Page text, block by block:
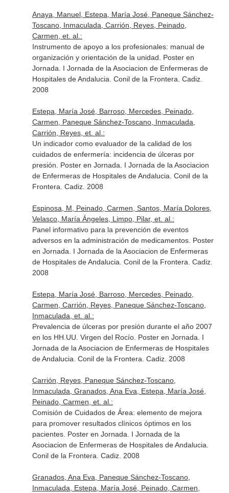
Anaya, Manuel, Estepa, María José, Paneque Sánchez-
Toscano, Inmaculada, Carrión, Reyes, Peinado,
Carmen, et. al.:
Instrumento de apoyo a los profesionales: manual de
organización y orientación de la unidad. Poster en
Jornada. I Jornada de la Asociacion de Enfermeras de
Hospitales de Andalucia. Conil de la Frontera. Cadiz.
2008
Estepa, María José, Barroso, Mercedes, Peinado,
Carmen, Paneque Sánchez-Toscano, Inmaculada,
Carrión, Reyes, et. al.:
Un indicador como evaluador de la calidad de los
cuidados de enfermería: incidencia de úlceras por
presión. Poster en Jornada. I Jornada de la Asociacion
de Enfermeras de Hospitales de Andalucia. Conil de la
Frontera. Cadiz. 2008
Espinosa, M, Peinado, Carmen, Santos, María Dolores,
Velasco, María Ángeles, Limpo, Pilar, et. al.:
Panel informativo para la prevención de eventos
adversos en la administración de medicamentos. Poster
en Jornada. I Jornada de la Asociacion de Enfermeras
de Hospitales de Andalucia. Conil de la Frontera. Cadiz.
2008
Estepa, María José, Barroso, Mercedes, Peinado,
Carmen, Carrión, Reyes, Paneque Sánchez-Toscano,
Inmaculada, et. al.:
Prevalencia de úlceras por presión durante el año 2007
en los HH.UU. Virgen del Rocío. Poster en Jornada. I
Jornada de la Asociacion de Enfermeras de Hospitales
de Andalucia. Conil de la Frontera. Cadiz. 2008
Carrión, Reyes, Paneque Sánchez-Toscano,
Inmaculada, Granados, Ana Eva, Estepa, María José,
Peinado, Carmen, et. al.:
Comisión de Cuidados de Área: elemento de mejora
para promover resultados clínicos óptimos en los
pacientes. Poster en Jornada. I Jornada de la
Asociacion de Enfermeras de Hospitales de Andalucia.
Conil de la Frontera. Cadiz. 2008
Granados, Ana Eva, Paneque Sánchez-Toscano,
Inmaculada, Estepa, María José, Peinado, Carmen,